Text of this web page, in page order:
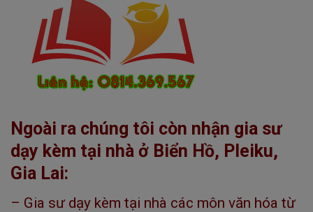
Ngoài ra chúng tôi còn nhận gia sư
dạy kèm tại nhà ở Biển Hồ, Pleiku,
Gia Lai:
– Gia sư dạy kèm tại nhà các môn văn hóa từ